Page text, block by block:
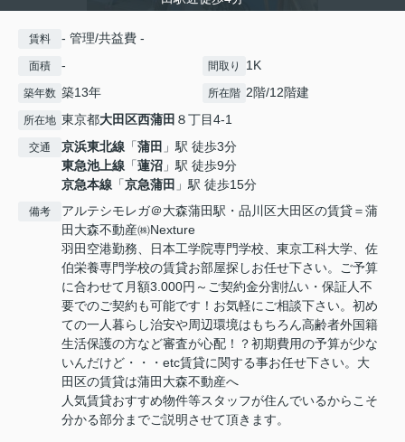
賃料 - 管理/共益費 -
面積 - 間取り 1K
築年数 築13年 所在階 2階/12階建
所在地 東京都大田区西蒲田 ８丁目4-1
交通 京浜東北線 「蒲田 」駅 徒歩3分
東急池上線 「蓮沼 」駅 徒歩9分
京急本線 「京急蒲田 」駅 徒歩15分
備考
アルテシモレガ＠大森蒲田駅・品川区大田区の賃貸＝蒲
田大森不動産㈱Nexture
羽田空港勤務、日本工学院専門学校、東京工科大学、佐
伯栄養専門学校の賃貸お部屋探しお任せ下さい。ご予算
に合わせて月額3.000円～ご契約金分割払い・保証人不
要でのご契約も可能です！お気軽にご相談下さい。初め
ての一人暮らし治安や周辺環境はもちろん高齢者外国籍
生活保護の方など審査が心配！？初期費用の予算が少な
いんだけど・・・etc賃貸に関する事お任せ下さい。大
田区の賃貸は蒲田大森不動産へ
人気賃貸おすすめ物件等スタッフが住んでいるからこそ
分かる部分までご説明させて頂きます。